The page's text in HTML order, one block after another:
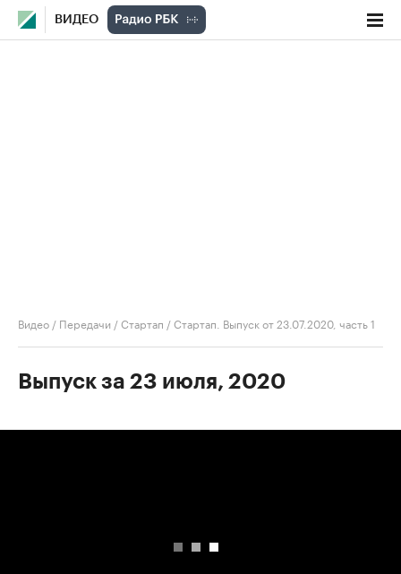
ВИДЕО
Видео / Передачи /Стартап /Стартап. Выпуск от 23.07.2020, часть 1
Выпуск за 23 июля, 2020